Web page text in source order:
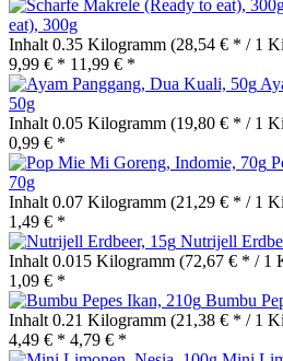
eat), 300g
Inhalt 0.35 Kilogramm (28,54 € * / 1
9,99 € * 11,99 € *
50g
Inhalt 0.05 Kilogramm (19,80 € * / 1
0,99 € *
70g
Inhalt 0.07 Kilogramm (21,29 € * / 1
1,49 € *
Nutrijell
Inhalt 0.015 Kilogramm (72,67 € * / 1
1,09 € *
Bumbu
Inhalt 0.21 Kilogramm (21,38 € * / 1
4,49 € * 4,79 € *